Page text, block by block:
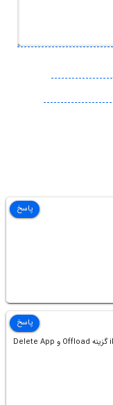
پاسخ
چرا تو قسمت iPhone Storage گزینه Offload و Delete App
پاسخ